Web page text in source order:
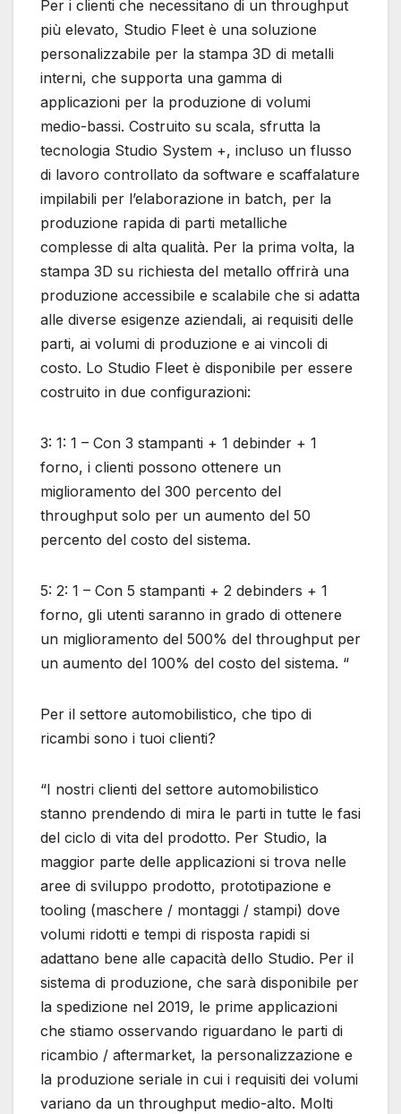
Per i clienti che necessitano di un throughput
più elevato, Studio Fleet è una soluzione
personalizzabile per la stampa 3D di metalli
interni, che supporta una gamma di
applicazioni per la produzione di volumi
medio-bassi. Costruito su scala, sfrutta la
tecnologia Studio System +, incluso un flusso
di lavoro controllato da software e scaffalature
impilabili per l’elaborazione in batch, per la
produzione rapida di parti metalliche
complesse di alta qualità. Per la prima volta, la
stampa 3D su richiesta del metallo offrirà una
produzione accessibile e scalabile che si adatta
alle diverse esigenze aziendali, ai requisiti delle
parti, ai volumi di produzione e ai vincoli di
costo. Lo Studio Fleet è disponibile per essere
costruito in due configurazioni:
3: 1: 1 – Con 3 stampanti + 1 debinder + 1
forno, i clienti possono ottenere un
miglioramento del 300 percento del
throughput solo per un aumento del 50
percento del costo del sistema.
5: 2: 1 – Con 5 stampanti + 2 debinders + 1
forno, gli utenti saranno in grado di ottenere
un miglioramento del 500% del throughput per
un aumento del 100% del costo del sistema. “
Per il settore automobilistico, che tipo di
ricambi sono i tuoi clienti?
“I nostri clienti del settore automobilistico
stanno prendendo di mira le parti in tutte le fasi
del ciclo di vita del prodotto. Per Studio, la
maggior parte delle applicazioni si trova nelle
aree di sviluppo prodotto, prototipazione e
tooling (maschere / montaggi / stampi) dove
volumi ridotti e tempi di risposta rapidi si
adattano bene alle capacità dello Studio. Per il
sistema di produzione, che sarà disponibile per
la spedizione nel 2019, le prime applicazioni
che stiamo osservando riguardano le parti di
ricambio / aftermarket, la personalizzazione e
la produzione seriale in cui i requisiti dei volumi
variano da un throughput medio-alto. Molti